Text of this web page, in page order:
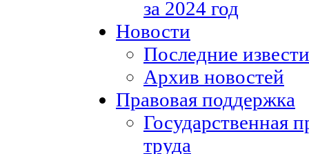
за 2024 год
Новости
Последние
Архив новостей
Правовая поддержка
Государственная
труда